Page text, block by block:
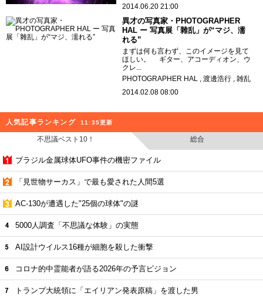
2014.06.20 21:00
異才の写真家・PHOTOGRAPHER
HAL ー 写真展「雜乱」が“マジ、濡
れる”
まずは何も言わず、このイメージを見て
ほしい。 ギター、アコーディオン、ウ
クレ...
PHOTOGRAPHER HAL
渡邊浩行
雑乱
2014.02.08 08:00
人気記事ランキング 11:35更新
不思議ベスト10！ 総合
ブラジル金属球体UFO事件の機密ファイル
「見世物サーカス」で最も愛された人間5選
AC-130が遭遇した"25個の球体"の謎
5000人調査「不思議な体験」の実態
AI設計ウイルス16種が細胞を殺した衝撃
コロナ的中霊能者が語る2026年の予言ビジョン
トランプ大統領に「エイリアン発表原稿」を渡した男